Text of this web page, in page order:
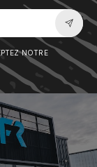
NOTRE